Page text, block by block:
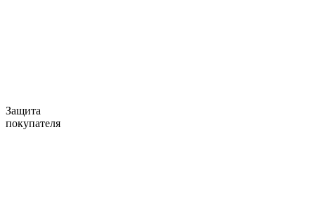
Защита
покупателя